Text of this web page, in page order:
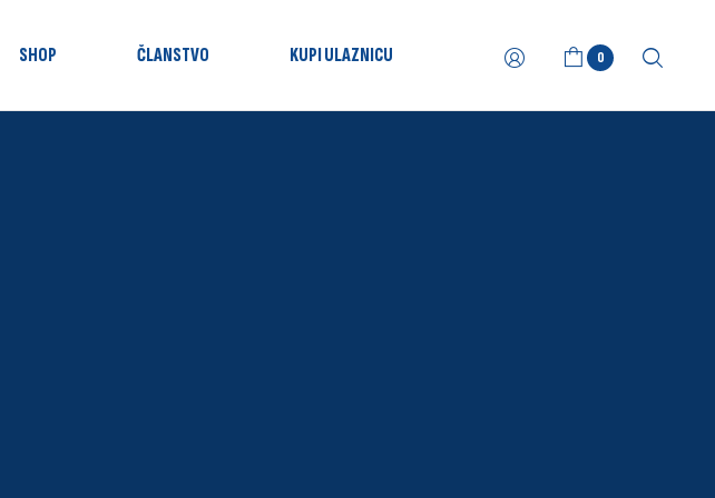
SHOP ČLANSTVO KUPI ULAZNICU 0